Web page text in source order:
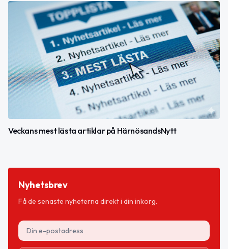
Veckans mest lästa artiklar på HärnösandsNytt
Nyhetsbrev
Få de senaste nyheterna direkt i din inkorg.